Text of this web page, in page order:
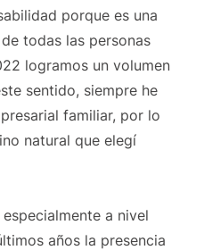
porque es una
todas las personas
logramos un volumen
sentido, siempre he
familiar, por lo
natural que elegí
a nivel
años la presencia